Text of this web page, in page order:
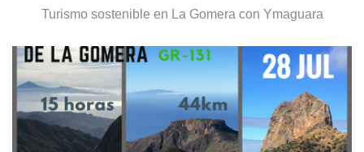
Turismo sostenible en La Gomera con Ymaguara